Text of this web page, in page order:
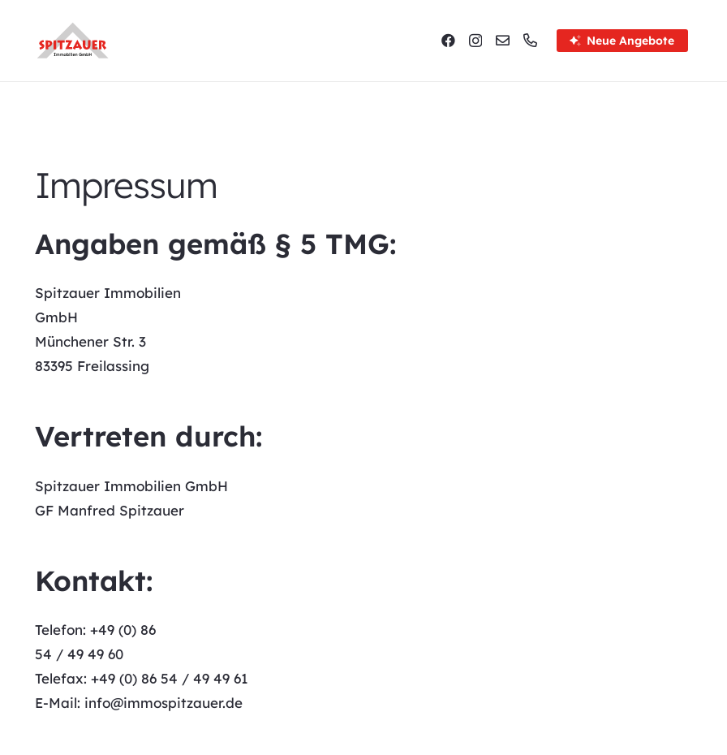
Neue Angebote
Impressum
Angaben gemäß § 5 TMG:
Spitzauer Immobilien
GmbH
Münchener Str. 3
83395 Freilassing
Vertreten durch:
Spitzauer Immobilien GmbH
GF Manfred Spitzauer
Kontakt:
Telefon: +49 (0) 86
54 / 49 49 60
Telefax: +49 (0) 86 54 / 49 49 61
E-Mail: info@immospitzauer.de